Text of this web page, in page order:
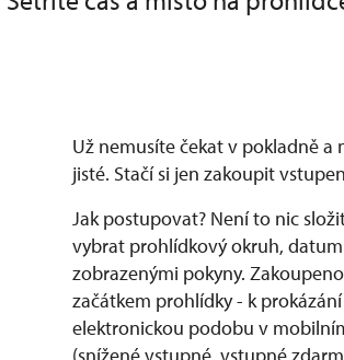
Už nemusíte čekat v pokladně
jisté. Stačí si jen zakoupit
Jak postupovat? Není to nic
vybrat prohlídkový okruh,
zobrazenými pokyny.
začátkem prohlídky - k
elektronickou podobu v